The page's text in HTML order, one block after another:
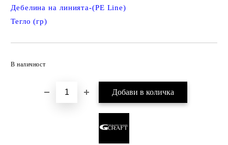
Дебелина на линията-(PE Line)
Тегло (гр)
В наличност